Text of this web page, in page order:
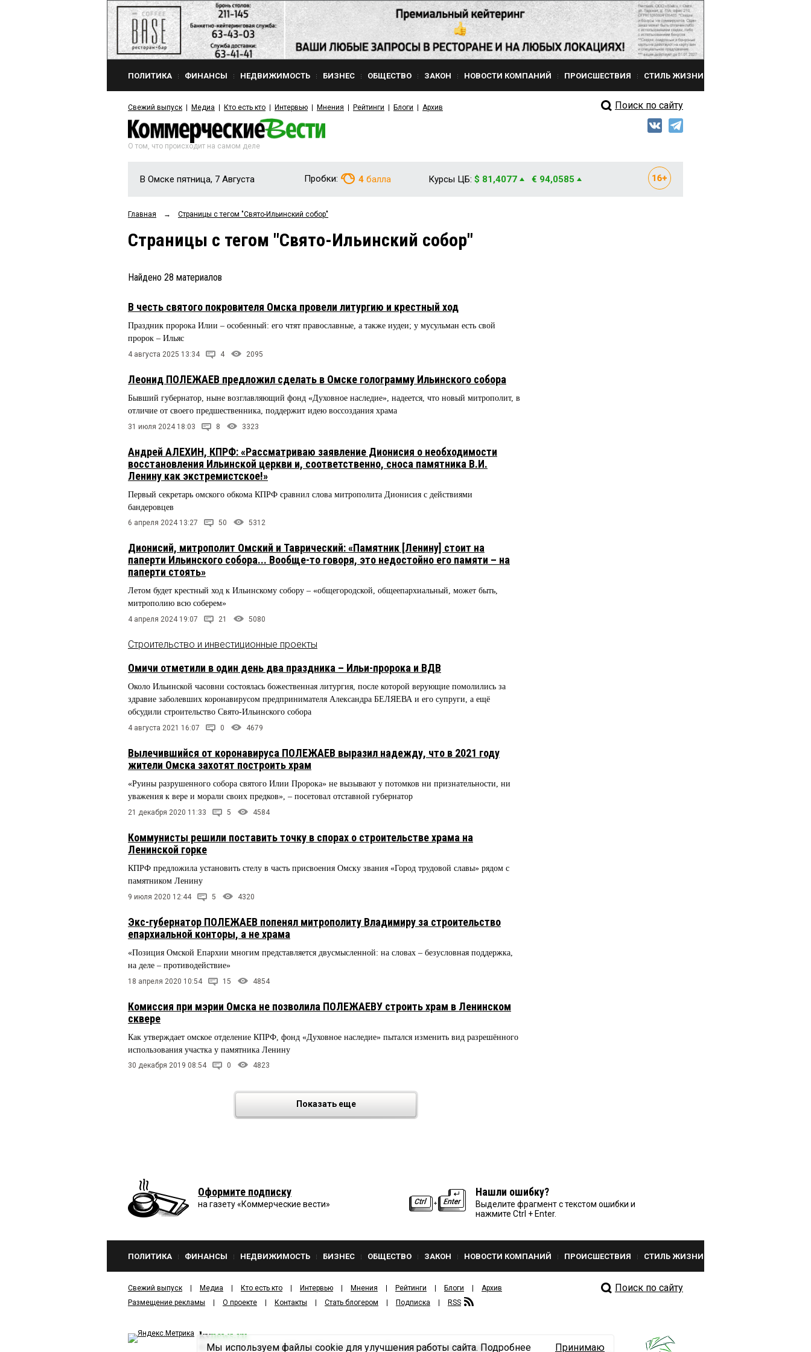
ПОЛИТИКА ФИНАНСЫ НЕДВИЖИМОСТЬ БИЗНЕС ОБЩЕСТВО ЗАКОН НОВОСТИ КОМПАНИЙ ПРОИСШЕСТВИЯ СТИЛЬ ЖИЗНИ
Свежий выпуск Медиа Кто есть кто Интервью Мнения Рейтинги Блоги Архив Поиск по сайту
О том, что происходит на самом деле
В Омске пятница, 7 Августа Пробки: 4 балла Курсы ЦБ: $ 81,4077 € 94,0585
Главная → Страницы c тегом "Свято-Ильинский собор"
Страницы c тегом "Свято-Ильинский собор"
Найдено 28 материалов
В честь святого покровителя Омска провели литургию и крестный ход
Праздник пророка Илии – особенный: его чтят православные, а также иудеи; у мусульман есть свой
пророк – Ильяс
4 августа 2025 13:34 4 2095
Леонид ПОЛЕЖАЕВ предложил сделать в Омске голограмму Ильинского собора
Бывший губернатор, ныне возглавляющий фонд «Духовное наследие», надеется, что новый митрополит, в
отличие от своего предшественника, поддержит идею воссоздания храма
31 июля 2024 18:03 8 3323
Андрей АЛЕХИН, КПРФ: «Рассматриваю заявление Дионисия о необходимости
восстановления Ильинской церкви и, соответственно, сноса памятника В.И.
Ленину как экстремистское!»
Первый секретарь омского обкома КПРФ сравнил слова митрополита Дионисия с действиями
бандеровцев
6 апреля 2024 13:27 50 5312
Дионисий, митрополит Омский и Таврический: «Памятник [Ленину] стоит на
паперти Ильинского собора... Вообще-то говоря, это недостойно его памяти – на
паперти стоять»
Летом будет крестный ход к Ильинскому собору – «общегородской, общеепархиальный, может быть,
митрополию всю соберем»
4 апреля 2024 19:07 21 5080
Строительство и инвестиционные проекты
Омичи отметили в один день два праздника – Ильи-пророка и ВДВ
Около Ильинской часовни состоялась божественная литургия, после которой верующие помолились за
здравие заболевших коронавирусом предпринимателя Александра БЕЛЯЕВА и его супруги, а ещё
обсудили строительство Свято-Ильинского собора
4 августа 2021 16:07 0 4679
Вылечившийся от коронавируса ПОЛЕЖАЕВ выразил надежду, что в 2021 году
жители Омска захотят построить храм
«Руины разрушенного собора святого Илии Пророка» не вызывают у потомков ни признательности, ни
уважения к вере и морали своих предков», – посетовал отставной губернатор
21 декабря 2020 11:33 5 4584
Коммунисты решили поставить точку в спорах о строительстве храма на
Ленинской горке
КПРФ предложила установить стелу в часть присвоения Омску звания «Город трудовой славы» рядом с
памятником Ленину
9 июля 2020 12:44 5 4320
Экс-губернатор ПОЛЕЖАЕВ попенял митрополиту Владимиру за строительство
епархиальной конторы, а не храма
«Позиция Омской Епархии многим представляется двусмысленной: на словах – безусловная поддержка,
на деле – противодействие»
18 апреля 2020 10:54 15 4854
Комиссия при мэрии Омска не позволила ПОЛЕЖАЕВУ строить храм в Ленинском
сквере
Как утверждает омское отделение КПРФ, фонд «Духовное наследие» пытался изменить вид разрешённого
использования участка у памятника Ленину
30 декабря 2019 08:54 0 4823
Показать еще
Оформите подписку
на газету «Коммерческие вести»
Нашли ошибку?
Выделите фрагмент с текстом ошибки и
нажмите Ctrl + Enter.
ПОЛИТИКА ФИНАНСЫ НЕДВИЖИМОСТЬ БИЗНЕС ОБЩЕСТВО ЗАКОН НОВОСТИ КОМПАНИЙ ПРОИСШЕСТВИЯ СТИЛЬ ЖИЗНИ
Свежий выпуск Медиа Кто есть кто Интервью Мнения Рейтинги Блоги
Архив
Размещение рекламы
О проекте Контакты Стать блогером Подписка RSS
Поиск по сайту
kvnews.ru
2001—2026ООО ИЗДАТЕЛЬСКИЙ ДОМ «КВ».
Политика конфиденциальности
Мы используем файлы cookie для улучшения работы сайта. Подробнее Принимаю